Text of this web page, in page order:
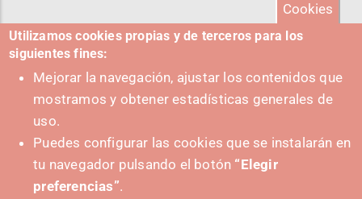
Cookies
Utilizamos cookies propias y de terceros para los
siguientes fines:
Mejorar la navegación, ajustar los contenidos que
mostramos y obtener estadísticas generales de
uso.
Puedes configurar las cookies que se instalarán en
tu navegador pulsando el botón “Elegir
preferencias”.